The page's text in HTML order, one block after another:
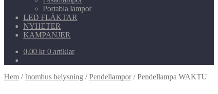
Portabla lampor
LED FLÄKTAR
NYHETER
KAMPANJER
0,00 kr 0 artiklar
Hem /Inomhus belysning /Pendellampor/Pendellampa WAKTU